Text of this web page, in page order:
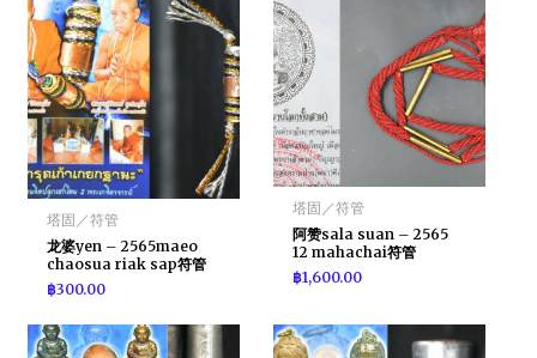
塔固／符管
龙婆yen – 2565maeo
chaosua riak sap符管
฿300.00
塔固／符管
阿赞sala suan – 2565
12 mahachai符管
฿1,600.00